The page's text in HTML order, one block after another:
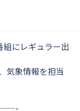
組にレギュラー出
気象情報を担当